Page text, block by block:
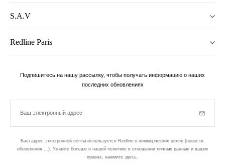
S.A.V
Redline Paris
Подпишитесь на нашу рассылку, чтобы получать информацию о наших
последних обновлениях
Ваш электронный адрес
Ваш адрес электронной почты используется Redline в коммерческих целях (новости,
обновления ...). Узнайте больше о нашей политике в отношении личных данных и ваших
правах, нажмите здесь.